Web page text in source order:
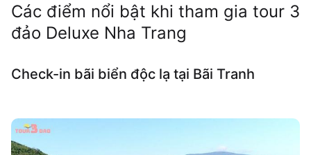
Các điểm nổi bật khi tham gia tour 3
đảo Deluxe Nha Trang
Check-in bãi biển độc lạ tại Bãi Tranh